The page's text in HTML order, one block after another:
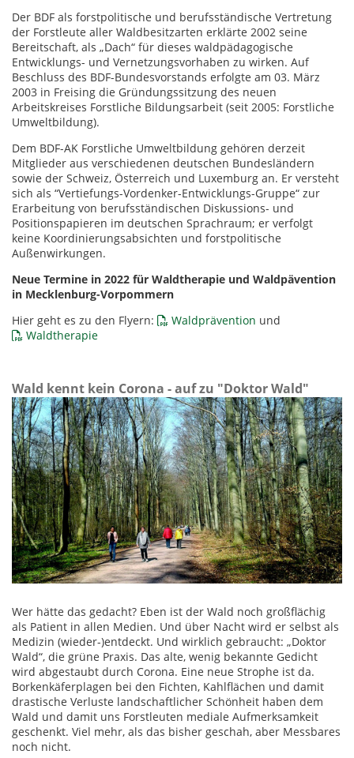
Der BDF als forstpolitische und berufsständische Vertretung
der Forstleute aller Waldbesitzarten erklärte 2002 seine
Bereitschaft, als „Dach“ für dieses waldpädagogische
Entwicklungs- und Vernetzungsvorhaben zu wirken. Auf
Beschluss des BDF-Bundesvorstands erfolgte am 03. März
2003 in Freising die Gründungssitzung des neuen
Arbeitskreises Forstliche Bildungsarbeit (seit 2005: Forstliche
Umweltbildung).
Dem BDF-AK Forstliche Umweltbildung gehören derzeit
Mitglieder aus verschiedenen deutschen Bundesländern
sowie der Schweiz, Österreich und Luxemburg an. Er versteht
sich als “Vertiefungs-Vordenker-Entwicklungs-Gruppe“ zur
Erarbeitung von berufsständischen Diskussions- und
Positionspapieren im deutschen Sprachraum; er verfolgt
keine Koordinierungsabsichten und forstpolitische
Außenwirkungen.
Neue Termine in 2022 für Waldtherapie und Waldpävention
in Mecklenburg-Vorpommern
Hier geht es zu den Flyern:
Waldprävention und
Waldtherapie
Wald kennt kein Corona - auf zu "Doktor Wald"
Wer hätte das gedacht? Eben ist der Wald noch großflächig
als Patient in allen Medien. Und über Nacht wird er selbst als
Medizin (wieder-)entdeckt. Und wirklich gebraucht: „Doktor
Wald“, die grüne Praxis. Das alte, wenig bekannte Gedicht
wird abgestaubt durch Corona. Eine neue Strophe ist da.
Borkenkäferplagen bei den Fichten, Kahlflächen und damit
drastische Verluste landschaftlicher Schönheit haben dem
Wald und damit uns Forstleuten mediale Aufmerksamkeit
geschenkt. Viel mehr, als das bisher geschah, aber Messbares
noch nicht.